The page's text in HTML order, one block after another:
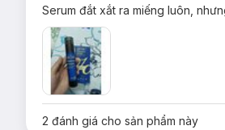
Anthemis Nobilis
phục hồi cho da bị tổn
Fucus Vesiculosus Extract
Serum đắt xắt ra miếng luôn,
2 đánh giá cho sản phẩm này